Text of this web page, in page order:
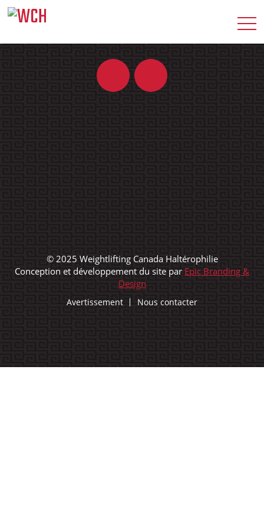
© 2025 Weightlifting Canada Haltérophilie
Conception et développement du site par Epic Branding &
Design
Avertissement Nous contacter